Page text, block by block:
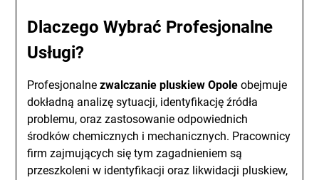
Dlaczego Wybrać Profesjonalne
Usługi?
Profesjonalnezwalczanie pluskiew Opole obejmuje
dokładną analizę sytuacji, identyfikację źródła
problemu, oraz zastosowanie odpowiednich
środków chemicznych i mechanicznych. Pracownicy
firm zajmujących się tym zagadnieniem są
przeszkoleni w identyfikacji oraz likwidacji pluskiew,